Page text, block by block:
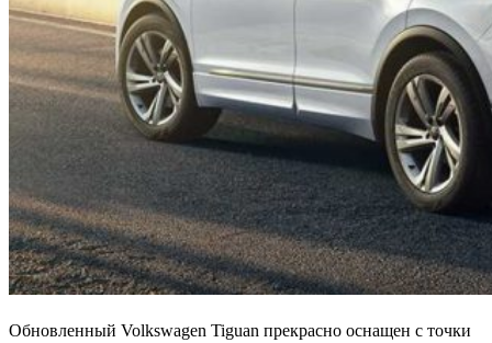
Обновленный Volkswagen Tiguan прекрасно оснащен с точки